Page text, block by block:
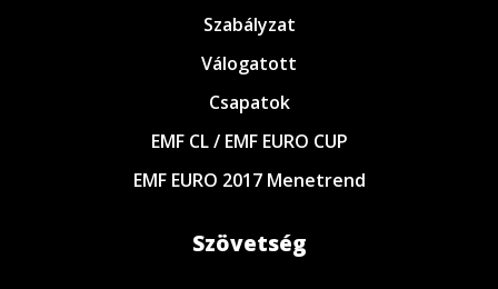
Szabályzat
Válogatott
Csapatok
EMF CL / EMF EURO CUP
EMF EURO 2017 Menetrend
Szövetség